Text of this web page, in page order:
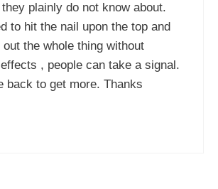
plainly do not know about.
to hit the nail upon the top and
the whole thing without
, people can take a signal.
back to get more. Thanks